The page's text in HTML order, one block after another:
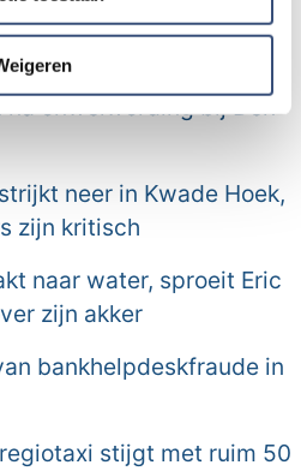
combineren met andere
verstrekt of die ze hebben
gebruik van hun services.
na onwelwording bij Den
neer in Kwade Hoek,
zijn kritisch
naar water, sproeit Eric
zijn akker
bankhelpdeskfraude in
stijgt met ruim 50